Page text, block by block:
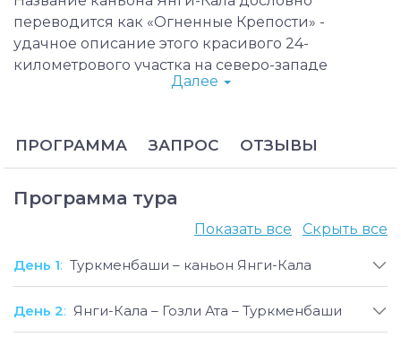
переводится как «Огненные Крепости» -
удачное описание этого красивого 24-
километрового участка на северо-западе
Туркменистана, который также прозвали «Гранд-
сформированные на протяжении тысячелетий
морем, ветром и дождями, становятся
сюрреалистичными в золотых лучах уходящего
путешественники добираются до этого каньона,
благодаря чему он сохраняет свое
Экскурсия по каньону Янги-Кала — поездка с
Далее
ПРОГРАММА ЗАПРОС ОТЗЫВЫ
Программа тура
Показать все Скрыть все
День 1: Туркменбаши – каньон Янги-Кала
День 2: Янги-Кала – Гозли Ата – Туркменбаши